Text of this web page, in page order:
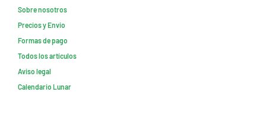
Sobre nosotros
Precios y Envio
Formas de pago
Todos los artículos
Aviso legal
Calendario Lunar